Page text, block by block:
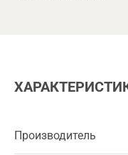
Производитель